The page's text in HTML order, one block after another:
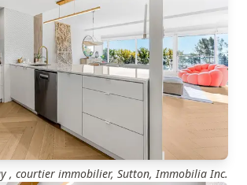
, courtier immobilier, Sutton, Immobilia Inc.